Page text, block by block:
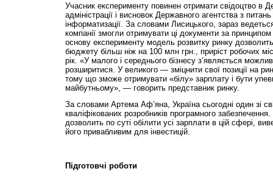
Учасник експерименту повинен отримати свідоцтво в
адміністрації і висновок Державного агентства з питань
інформатизації. За словами Лисицького, зараз
компанії змогли отримувати ці документи за
основу експерименту модель розвитку ринку
бюджету більш ніж на 100 млн грн., приріст робочих
рік. «У малого і середнього бізнесу з’являється
розширитися. У великого — зміцнити свої позиції на
тому що зможе отримувати «білу» зарплату і бути
майбутньому», — говорить представник ринку.
За словами Артема Аф’яна, Україна сьогодні один зі
кваліфікованих розробників програмного
дозволить по суті обілити усі зарплати в цій сфері,
його привабливим для інвестицій.
Підготовчі роботи